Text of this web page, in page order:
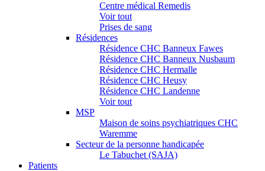
Centre médical Remedis
Voir tout
Prises de sang
Résidences
Résidence CHC Banneux Fawes
Résidence CHC Banneux Nusbaum
Résidence CHC Hermalle
Résidence CHC Heusy
Résidence CHC Landenne
Voir tout
MSP
Maison de soins psychiatriques CHC
Waremme
Secteur de la personne handicapée
Le Tabuchet (SAJA)
Patients